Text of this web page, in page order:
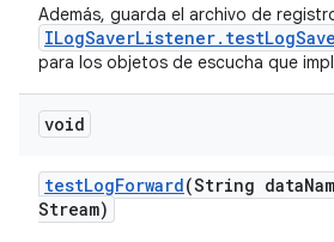
Además, guarda el archivo de
para los objetos de escucha que
void
testLogForward(String data
Stream)